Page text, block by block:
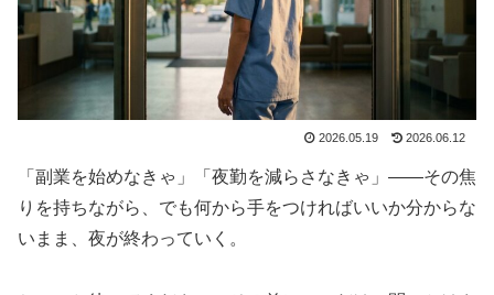
2026.05.19 2026.06.12
「副業を始めなきゃ」「夜勤を減らさなきゃ」——その焦
りを持ちながら、でも何から手をつければいいか分からな
いまま、夜が終わっていく。